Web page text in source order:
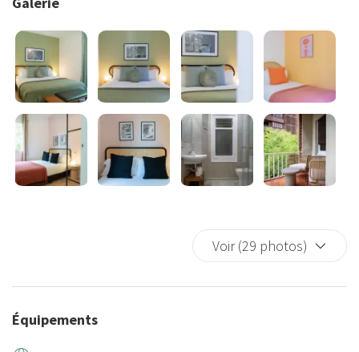
Voir (29 photos)
Équipements